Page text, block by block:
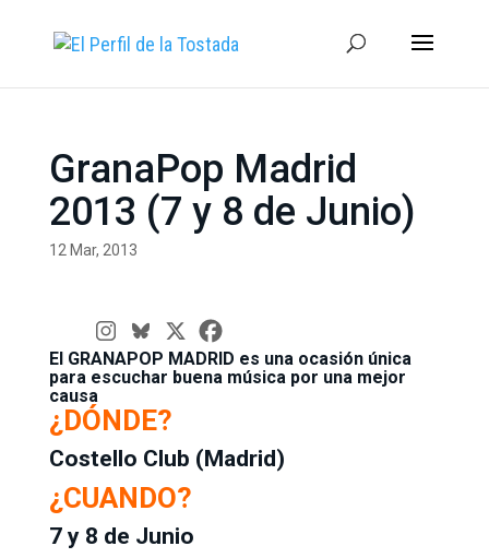
GranaPop Madrid
2013 (7 y 8 de Junio)
12 Mar, 2013
El GRANAPOP MADRID es una ocasión única
para escuchar buena música por una mejor
causa
¿DÓNDE?
Costello Club (Madrid)
¿CUANDO?
7 y 8 de Junio